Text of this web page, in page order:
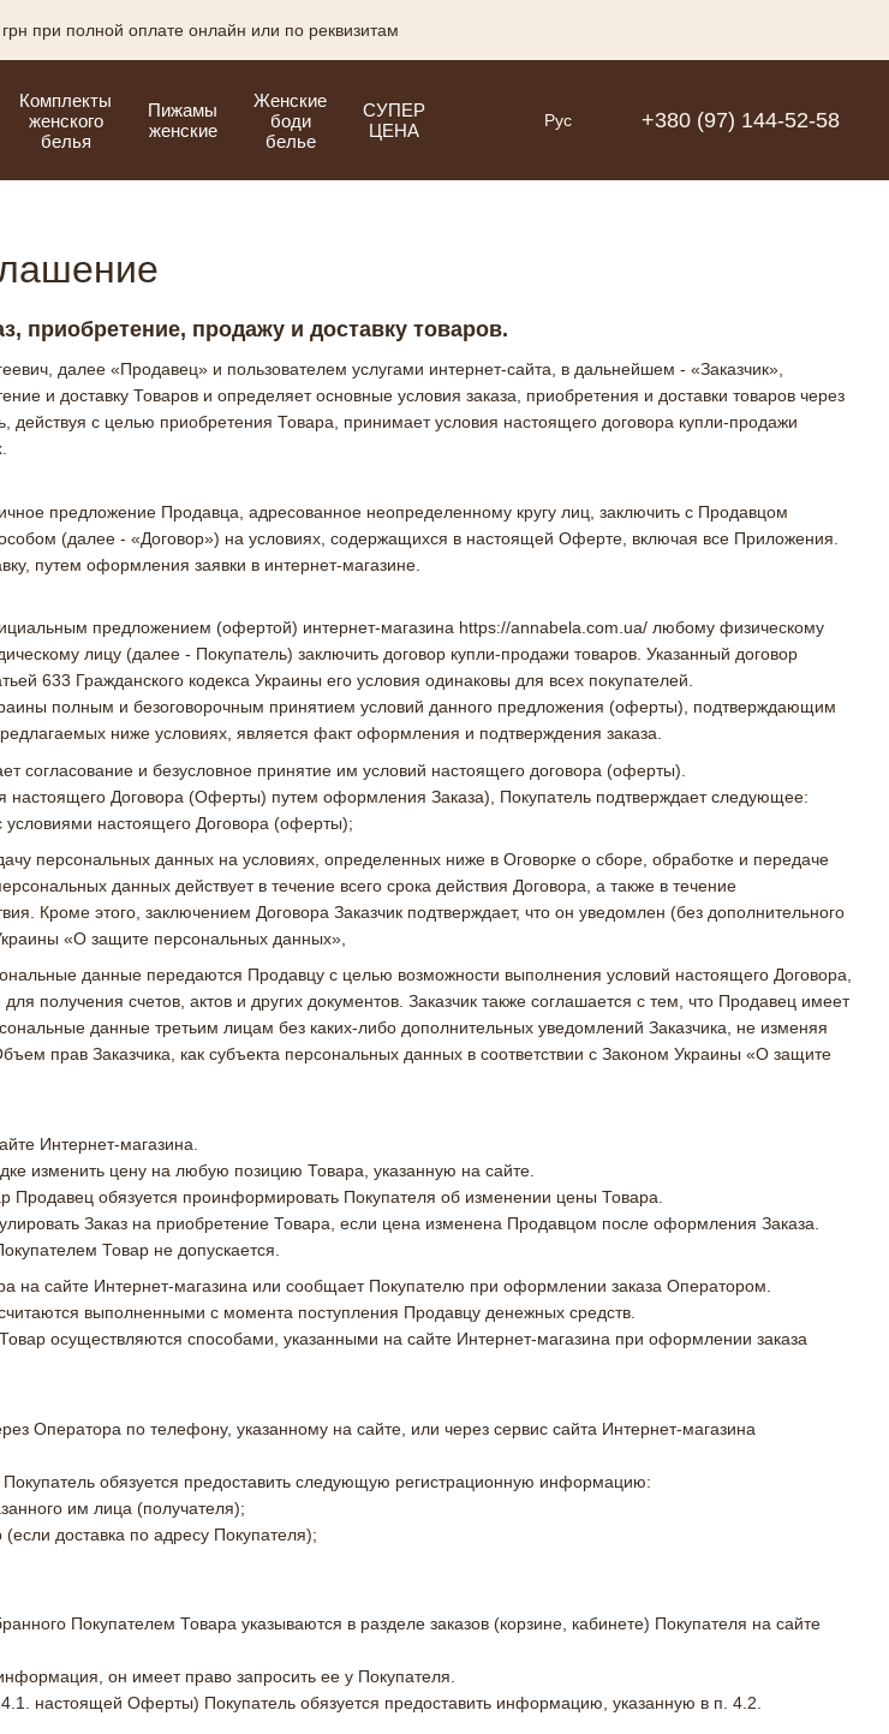
при полной оплате онлайн или по реквизитам
Комплекты
женского
белья
Пижамы
женские
Женские
боди
белье
СУПЕР
ЦЕНА
Рус +380 (97) 144-52-58
приобретение, продажу и доставку товаров.
далее «Продавец» и пользователем услугами интернет-сайта, в дальнейшем - «Заказчик»,
и доставку Товаров и определяет основные условия заказа, приобретения и доставки товаров через
действуя с целью приобретения Товара, принимает условия настоящего договора купли-продажи
предложение Продавца, адресованное неопределенному кругу лиц, заключить с Продавцом
(далее - «Договор») на условиях, содержащихся в настоящей Оферте, включая все Приложения.
путем оформления заявки в интернет-магазине.
предложением (офертой) интернет-магазина https://annabela.com.ua/ любому физическому
лицу (далее - Покупатель) заключить договор купли-продажи товаров. Указанный договор
633 Гражданского кодекса Украины его условия одинаковы для всех покупателей.
полным и безоговорочным принятием условий данного предложения (оферты), подтверждающим
ниже условиях, является факт оформления и подтверждения заказа.
согласование и безусловное принятие им условий настоящего договора (оферты).
настоящего Договора (Оферты) путем оформления Заказа), Покупатель подтверждает следующее:
условиями настоящего Договора (оферты);
персональных данных на условиях, определенных ниже в Оговорке о сборе, обработке и передаче
данных действует в течение всего срока действия Договора, а также в течение
Кроме этого, заключением Договора Заказчик подтверждает, что он уведомлен (без дополнительного
«О защите персональных данных»,
данные передаются Продавцу с целью возможности выполнения условий настоящего Договора,
получения счетов, актов и других документов. Заказчик также соглашается с тем, что Продавец имеет
данные третьим лицам без каких-либо дополнительных уведомлений Заказчика, не изменяя
прав Заказчика, как субъекта персональных данных в соответствии с Законом Украины «О защите
Интернет-магазина.
изменить цену на любую позицию Товара, указанную на сайте.
Продавец обязуется проинформировать Покупателя об изменении цены Товара.
Заказ на приобретение Товара, если цена изменена Продавцом после оформления Заказа.
Товар не допускается.
на сайте Интернет-магазина или сообщает Покупателю при оформлении заказа Оператором.
выполненными с момента поступления Продавцу денежных средств.
осуществляются способами, указанными на сайте Интернет-магазина при оформлении заказа
Оператора по телефону, указанному на сайте, или через сервис сайта Интернет-магазина
обязуется предоставить следующую регистрационную информацию:
им лица (получателя);
доставка по адресу Покупателя);
Покупателем Товара указываются в разделе заказов (корзине, кабинете) Покупателя на сайте
он имеет право запросить ее у Покупателя.
настоящей Оферты) Покупатель обязуется предоставить информацию, указанную в п. 4.2.